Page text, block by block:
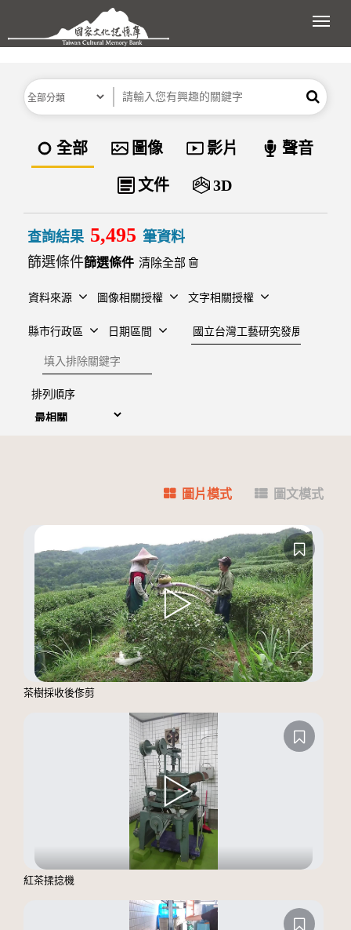
跳到主要內容區塊
展
分類 關鍵字 搜尋
資料類型
全部 圖像 影片 聲音
文件 3D
查詢結果 5,495 筆資料
篩選條件
清除全部
資料來源 圖像相關授權 文字相關授權
縣市行政區 日期區間
建檔單位
排除關鍵字
排列順序
圖片模式 圖文模式
茶樹採收後俢剪
紅茶揉捻機